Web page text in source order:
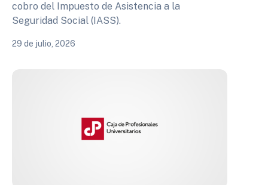
cobro del Impuesto de Asistencia a la
Seguridad Social (IASS).
29 de julio, 2026